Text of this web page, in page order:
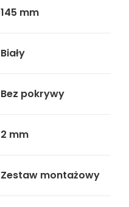
145 mm
Biały
Bez pokrywy
2 mm
Zestaw montażowy